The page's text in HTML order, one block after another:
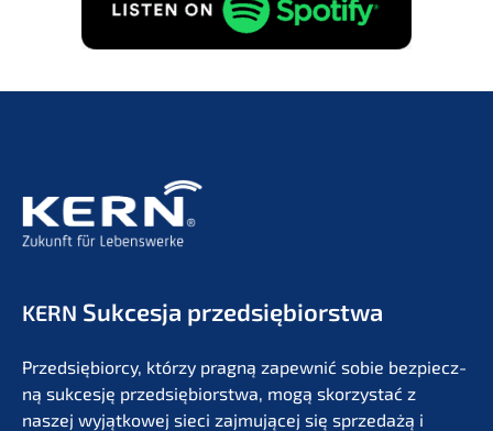
ZAMÓW BEZPŁATNIE!
KERN Sukces­ja przedsiębiorstwa
Przedsię­bi­or­cy, którzy pragną zapew­nić sobie bezpiecz­
ną sukces­ję przedsię­bi­orst­wa, mogą skorzystać z
naszej wyjąt­ko­wej sieci zajmu­jącej się sprze­dażą i